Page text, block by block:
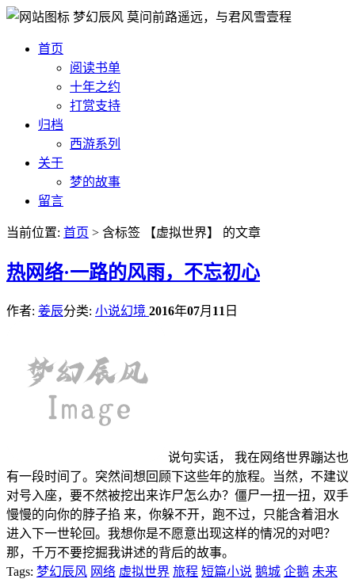
梦幻辰风 莫问前路遥远，与君风雪壹程
首页
阅读书单
十年之约
打赏支持
归档
西游系列
关于
梦的故事
留言
当前位置: 首页 > 含标签 【虚拟世界】 的文章
热网络·一路的风雨，不忘初心
作者: 姜辰分类: 小说幻境 2016年07月 11 日
说句实话， 我在网络世界蹦达也
有一段时间了。突然间想回顾下这些年的旅程。当然，不建议
对号入座，要不然被挖出来诈尸怎么办？僵尸一扭一扭，双手
慢慢的向你的脖子掐 来，你躲不开，跑不过，只能含着泪水
进入下一世轮回。我想你是不愿意出现这样的情况的对吧？
那，千万不要挖掘我讲述的背后的故事。
Tags: 梦幻辰风 网络 虚拟世界 旅程 短篇小说 鹅城 企鹅 未来